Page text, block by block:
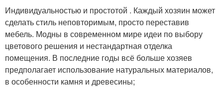
Индивидуальностью и простотой . Каждый хозяин может
сделать стиль неповторимым, просто переставив
мебель. Модны в современном мире идеи по выбору
цветового решения и нестандартная отделка
помещения. В последние годы всё больше хозяев
предполагает использование натуральных материалов,
в особенности камня и древесины;